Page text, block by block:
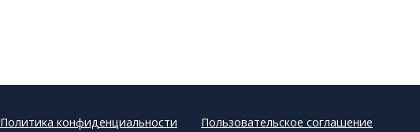
Политика конфиденциальности Пользовательское соглашение